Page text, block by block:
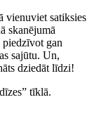
vienuviet satiksies
skanējumā
gan
sajūtu. Un,
dziedāt līdzi!
tīklā.